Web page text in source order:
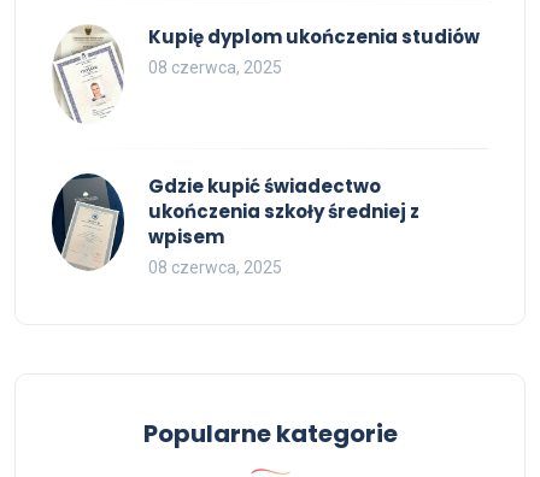
Kupię dyplom ukończenia studiów
08 czerwca, 2025
Gdzie kupić świadectwo
ukończenia szkoły średniej z
wpisem
08 czerwca, 2025
Popularne kategorie